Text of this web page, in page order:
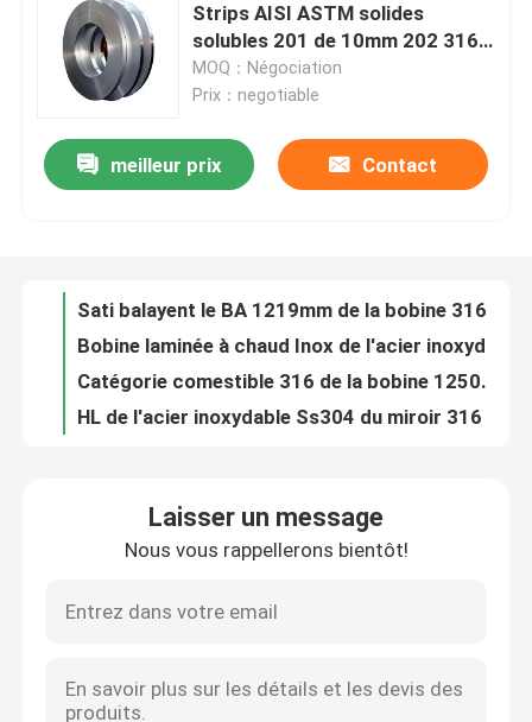
Maison
Produits
Au sujet de nous
Contrôle de qualité
Contact USA
Demandez une citation
feuille inoxydable de plaque d'acier
Strips AISI ASTM solides
solubles 201 de 10mm 202 316
304 904l solides solubles
couvrent la bobine
MOQ：Négociation
Prix：negotiable
meilleur prix Contact
Sati balayent le BA 1219mm de la bobine 316L 2B de l'acier inoxydable 304
Bobine laminée à froid 316L 409 d'acier inoxydable 316 2B BA 800mm
métal de soudure de bobine de bande d'acier inoxydable de 304N 310S 100mm
Laisser un message
Nous vous rappellerons bientôt!